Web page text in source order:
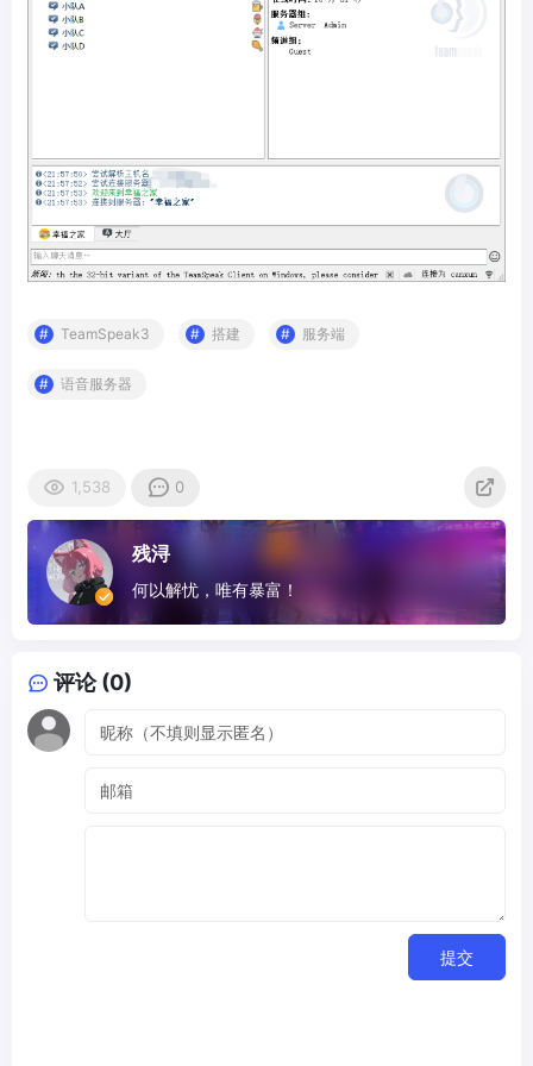
TeamSpeak3 搭建 服务端
语音服务器
1,538 0
残浔
何以解忧，唯有暴富！
评论 (0)
提交